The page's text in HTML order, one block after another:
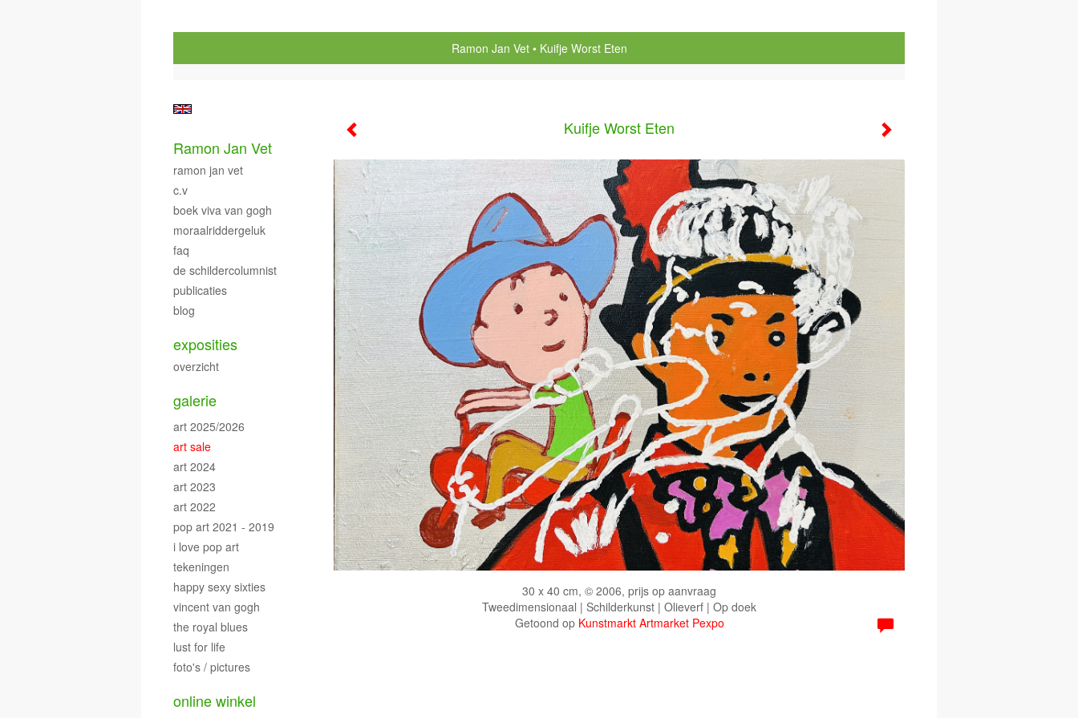
Ramon Jan Vet Kuifje Worst Eten
Kuifje Worst Eten
30 x 40 cm, © 2006, prijs op aanvraag
Tweedimensionaal | Schilderkunst | Olieverf | Op doek
Getoond op Kunstmarkt Artmarket Pexpo
Ramon Jan Vet
ramon jan vet
c.v
boek viva van gogh
moraalriddergeluk
faq
de schildercolumnist
publicaties
blog
exposities
overzicht
galerie
art 2025/2026
art sale
art 2024
art 2023
art 2022
pop art 2021 - 2019
i love pop art
tekeningen
happy sexy sixties
vincent van gogh
the royal blues
lust for life
foto's / pictures
online winkel